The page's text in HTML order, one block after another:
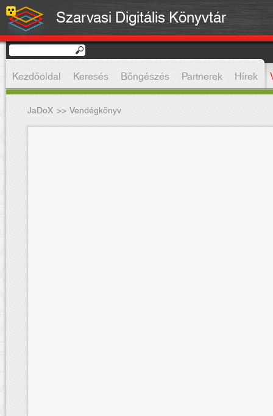
Szarvasi Digitális Könyvtár
Kezdőoldal Keresés Böngészés Partnerek Hírek
JaDoX >>Vendégkönyv